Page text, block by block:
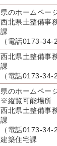
県のホームペー
西北県土整備事
課
（電話0173-34-
西北県土整備事
課
（電話0173-34-
県のホームペー
※縦覧可能場所
西北県土整備事
課
（電話0173-34-
建築住宅課